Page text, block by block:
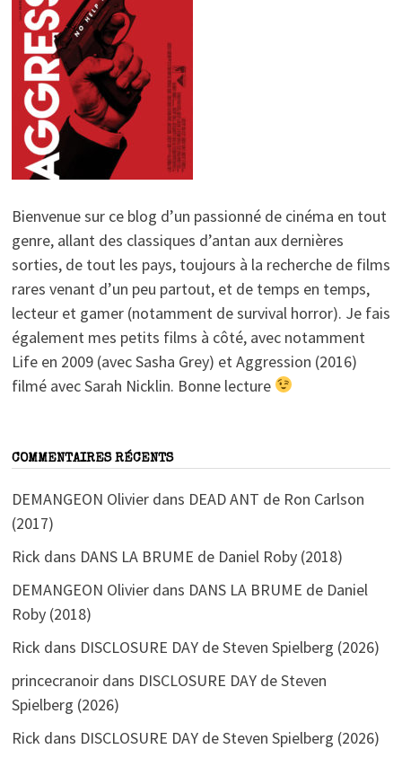
Bienvenue sur ce blog d’un passionné de cinéma en tout
genre, allant des classiques d’antan aux dernières
sorties, de tout les pays, toujours à la recherche de films
rares venant d’un peu partout, et de temps en temps,
lecteur et gamer (notamment de survival horror). Je fais
également mes petits films à côté, avec notamment
Life en 2009 (avec Sasha Grey) et Aggression (2016)
filmé avec Sarah Nicklin. Bonne lecture
COMMENTAIRES RÉCENTS
DEMANGEON Olivierdans DEAD ANT de Ron Carlson
(2017)
Rick dans DANS LA BRUME de Daniel Roby (2018)
DEMANGEON Olivierdans DANS LA BRUME de Daniel
Roby (2018)
Rick dans DISCLOSURE DAY de Steven Spielberg (2026)
princecranoirdans DISCLOSURE DAY de Steven
Spielberg (2026)
Rick dans DISCLOSURE DAY de Steven Spielberg (2026)